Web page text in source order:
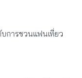
บการชวนแฟนเที่ยว